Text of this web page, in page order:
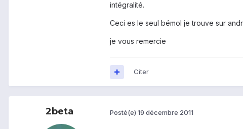
intégralité.
Ceci es le seul bémol je trouve sur
je vous remercie
Citer
2beta Posté(e) 19 décembre 2011